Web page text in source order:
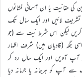
یا اِن آسمانی نشانوں
لائیں اور ایک سال تک
کریں لیکن اس شرط نیت سے (جو
جگہ (قادیان میں) شرف اظہار
آپ آویں اور ایک سال رہ کر
سے آپ کو ہرجانہ یا جرمانہ دیا